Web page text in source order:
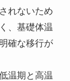
れないため
、基礎体温
確な移行が
温期と高温